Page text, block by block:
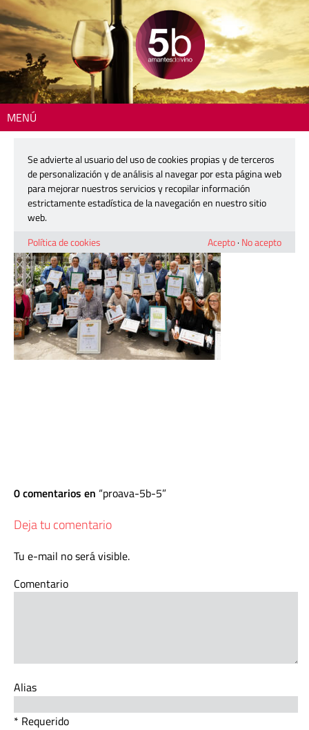
MENÚ
proava-5b-5
9 abril, 2026
0 comentarios en proava-5b-5
Deja tu comentario
Tu e-mail no será visible.
Comentario
Alias
* Requerido
Se advierte al usuario del uso de cookies propias y de terceros
de personalización y de análisis al navegar por esta página web
para mejorar nuestros servicios y recopilar información
estrictamente estadística de la navegación en nuestro sitio
web.
Política de cookies
Acepto· No acepto